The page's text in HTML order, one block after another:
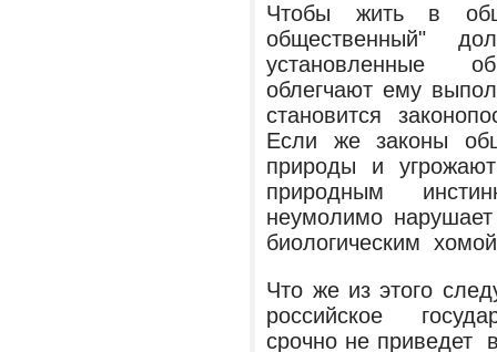
Чтобы жить в
общественный"
установленные
облегчают ему
становится
Если же законы
природы и
природным
неумолимо нарушает
биологическим
Что же из этого
российское
срочно не приведет